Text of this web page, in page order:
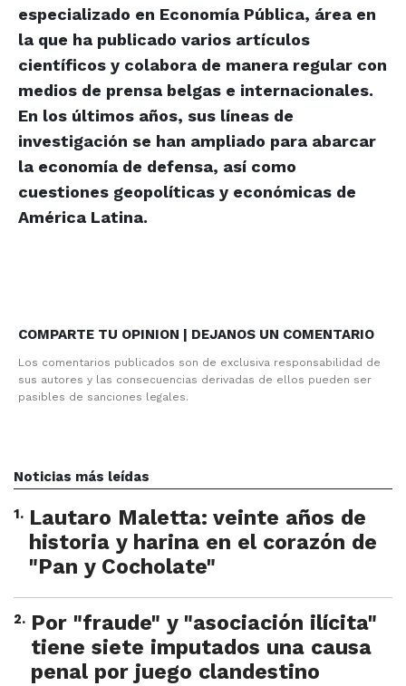
especializado en Economía Pública, área en
la que ha publicado varios artículos
científicos y colabora de manera regular con
medios de prensa belgas e internacionales.
En los últimos años, sus líneas de
investigación se han ampliado para abarcar
la economía de defensa, así como
cuestiones geopolíticas y económicas de
América Latina.
COMPARTE TU OPINION | DEJANOS UN COMENTARIO
Los comentarios publicados son de exclusiva responsabilidad de
sus autores y las consecuencias derivadas de ellos pueden ser
pasibles de sanciones legales.
Noticias más leídas
1. Lautaro Maletta: veinte años de
historia y harina en el corazón de
"Pan y Cocholate"
2. Por "fraude" y "asociación ilícita"
tiene siete imputados una causa
penal por juego clandestino